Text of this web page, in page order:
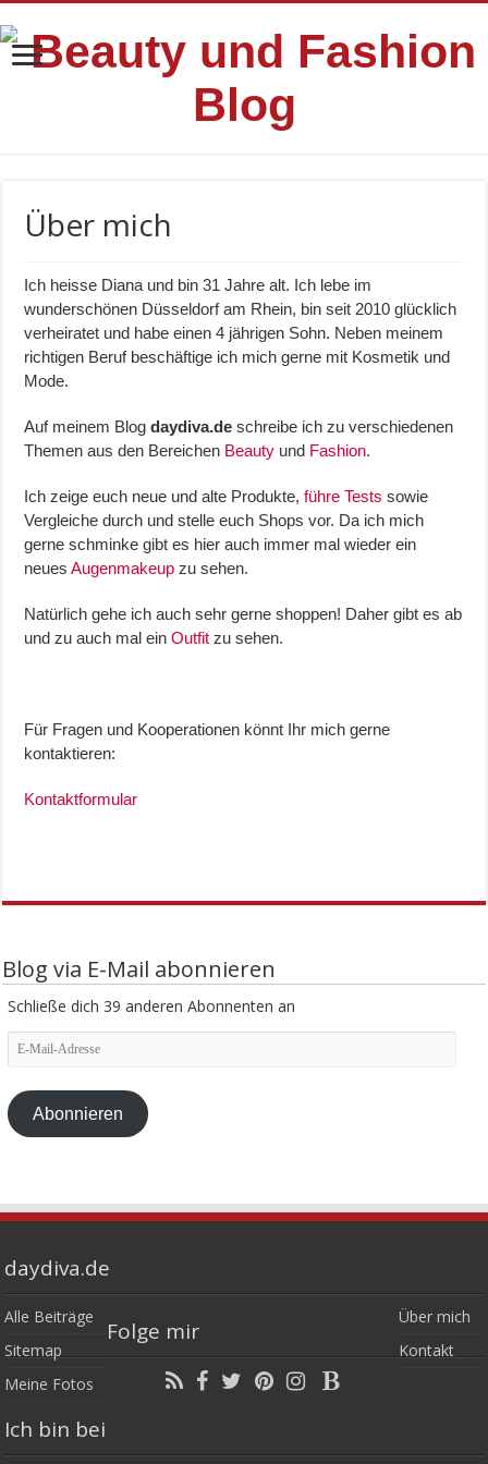
Über mich
Ich heisse Diana und bin 31 Jahre alt. Ich lebe im
wunderschönen Düsseldorf am Rhein, bin seit 2010 glücklich
verheiratet und habe einen 4 jährigen Sohn. Neben meinem
richtigen Beruf beschäftige ich mich gerne mit Kosmetik und
Mode.
Auf meinem Blogdaydiva.de schreibe ich zu verschiedenen
Themen aus den Bereichen Beauty und Fashion.
Ich zeige euch neue und alte Produkte,führe Tests sowie
Vergleiche durch und stelle euch Shops vor. Da ich mich
gerne schminke gibt es hier auch immer mal wieder ein
neuesAugenmakeup zu sehen.
Natürlich gehe ich auch sehr gerne shoppen! Daher gibt es ab
und zu auch mal einOutfit zu sehen.
Für Fragen und Kooperationen könnt Ihr mich gerne
kontaktieren:
Kontaktformular
Blog via E-Mail abonnieren
Schließe dich 39 anderen Abonnenten an
E-
Mail-
Abonnieren
daydiva.de
Über mich
Kontakt
Alle Beiträge
Sitemap
Meine Fotos
Folge mir
Ich bin bei